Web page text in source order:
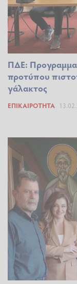
ΠΔΕ:
προτύπου
γάλακτος
ΕΠΙΚΑΙΡΌΤΗΤΑ